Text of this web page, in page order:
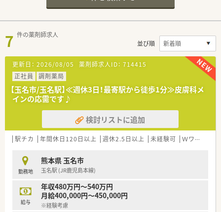
7 件の薬剤師求人
並び順
更新日： 2026/08/05 薬剤師求人ID： 714415
正社員
調剤薬局
【玉名市/玉名駅】≪週休3日！最寄駅から徒歩1分≫皮膚科メ
インの応需です♪
検討リストに追加
駅チカ 年間休日120日以上 週休2.5日以上 未経験可 Ｗワーク可
勤務地
熊本県 玉名市
玉名駅 (JR鹿児島本線)
給与
年収480万円～540万円
月給400,000円～450,000円
※経験考慮